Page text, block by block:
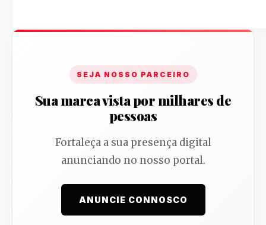
SEJA NOSSO PARCEIRO
Sua marca vista por milhares de
pessoas
Fortaleça a sua presença digital
anunciando no nosso portal.
ANUNCIE CONNOSCO